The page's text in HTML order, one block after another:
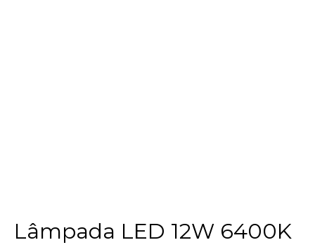
Lâmpada LED 12W 6400K